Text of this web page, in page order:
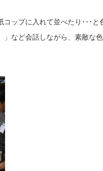
ップに入れて並べたり･･･と
など会話しながら、素敵な